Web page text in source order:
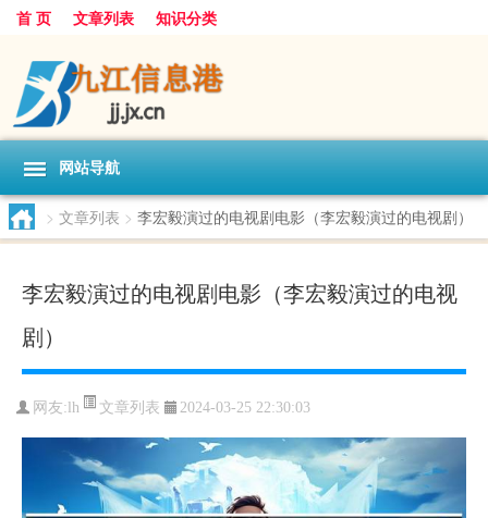
首 页 文章列表 知识分类
网站导航
> 文章列表 > 李宏毅演过的电视剧电影（李宏毅演过的电视剧）
李宏毅演过的电视剧电影（李宏毅演过的电视
剧）
网友: lh 文章列表 2024-03-25 22:30:03